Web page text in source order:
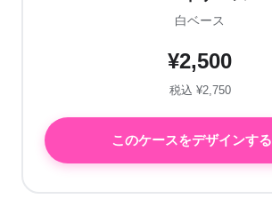
白ベース
¥2,500
税込 ¥2,750
このケースをデザインする